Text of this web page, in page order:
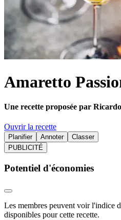
Amaretto
Une recette proposée par
Ouvrir la recette
Planifier Annoter
Classer
PUBLICITÉ
Potentiel d'économies
Les membres peuvent voir l'indice
disponibles pour cette recette.